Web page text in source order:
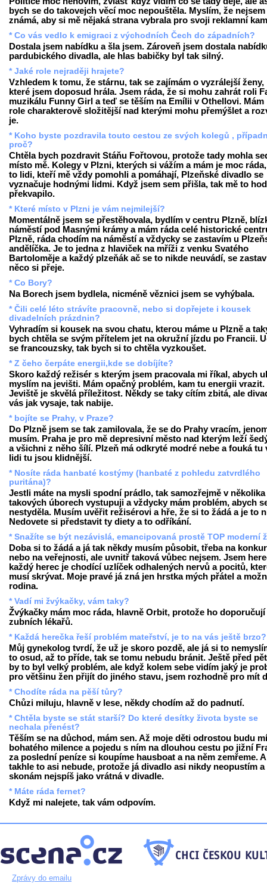
bych se do takovejch věcí moc nepouštěla. Myslím, že nejsem
známá, aby si mě nějaká strana vybrala pro svoji reklamní
* Co vás vedlo k emigraci z východních Čech do západních?
Dostala jsem nabídku a šla jsem. Zároveň jsem dostala
pardubického divadla, ale hlas babičky byl tak silný.
* Jaké role nejraději hrajete?
Vzhledem k tomu, že stárnu, tak se zajímám o vyzrálejší ženy,
které jsem doposud hrála. Jsem ráda, že si mohu zahrát roli
muzikálu Funny Girl a teď se těším na Emílii v Othellovi. Mám
role charakterově složitější nad kterými mohu přemýšlet a
je.
* Koho byste pozdravila touto cestou ze svých kolegů ,
proč?
Chtěla bych pozdravit Stáňu Fořtovou, protože tady mohla
místo mě. Kolegy v Plzni, kterých si vážím a mám je moc
to lidi, kteří mě vždy pomohli a pomáhají, Plzeňské divadlo se
vyznačuje hodnými lidmi. Když jsem sem přišla, tak mě to
překvapilo.
* Které místo v Plzni je vám nejmilejší?
Momentálně jsem se přestěhovala, bydlím v centru Plzně,
náměstí pod Masnými krámy a mám ráda celé historické
Plzně, ráda chodím na náměstí a vždycky se zastavím u
andělíčka. Je to jedna z hlaviček na mříži z venku Svatého
Bartoloměje a každý plzeňák ač se to nikde neuvádí, se
něco si přeje.
* Co Bory?
Na Borech jsem bydlela, nicméně věznici jsem se vyhýbala.
* Čili celé léto strávíte pracovně, nebo si dopřejete i kousek
divadelních prázdnin?
Vyhradím si kousek na svou chatu, kterou máme u Plzně a
bych chtěla se svým přítelem jet na okružní jízdu po Francii.
se francouzsky, tak bych si to chtěla vyzkoušet.
* Z čeho čerpáte energii,kde se dobíjíte?
Skoro každý režisér s kterým jsem pracovala mi říkal, abych
myslím na jevišti. Mám opačný problém, kam tu energii vrazit.
Jeviště je skvělá příležitost. Někdy se taky cítím zbitá, ale
vás jak vysaje, tak nabije.
* bojíte se Prahy, v Praze?
Do Plzně jsem se tak zamilovala, že se do Prahy vracím,
musím. Praha je pro mě depresivní město nad kterým leží
a všichni z něho šílí. Plzeň má odkryté modré nebe a fouká tu
lidi tu jsou klidnější.
* Nosíte ráda hanbaté kostýmy (hanbaté z pohledu zatvrdlého
puritána)?
Jestli máte na mysli spodní prádlo, tak samozřejmě v několika
takových úborech vystupuji a vždycky mám problém, abych
nestyděla. Musím uvěřit režisérovi a hře, že si to žádá a je to
Nedovete si představit ty diety a to odříkání.
* Snažíte se být nezávislá, emancipovaná prostě TOP moderní
Doba si to žádá a já tak někdy musím působit, třeba na
nebo na veřejnosti, ale uvnitř taková vůbec nejsem. Jsem
každý herec je chodící uzlíček odhalených nervů a pocitů,
musí skrývat. Moje pravé já zná jen hrstka mých přátel a
rodina.
* Vadí mi žvýkačky, vám taky?
Žvýkačky mám moc ráda, hlavně Orbit, protože ho doporučují
zubních lékařů.
* Každá herečka řeší problém mateřství, je to na vás ještě brzo?
Můj gynekolog tvrdí, že už je skoro pozdě, ale já si to
to osud, až to příde, tak se tomu nebudu bránit. Ještě před
by to byl velký problém, ale když kolem sebe vidím jaký je
pro většinu žen přijít do jiného stavu, jsem rozhodně pro mít
* Chodíte ráda na pěší tůry?
Chůzi miluju, hlavně v lese, někdy chodím až do padnutí.
* Chtěla byste se stát starší? Do které desítky života byste se
nechala přenést?
Těším se na důchod, mám sen. Až moje děti odrostou budu
bohatého milence a pojedu s ním na dlouhou cestu po jižní
za poslední peníze si koupíme hausboat a na něm zemřeme.
takhle to asi nebude, protože já divadlo asi nikdy neopustím a
skonám nejspíš jako vrátná v divadle.
* Máte ráda fernet?
Když mi nalejete, tak vám odpovím.
Zprávy do emailu